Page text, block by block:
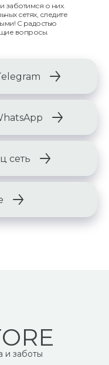
заботимся о них.
сетях, следите
С радостью
вопросы.
сеть
и заботы